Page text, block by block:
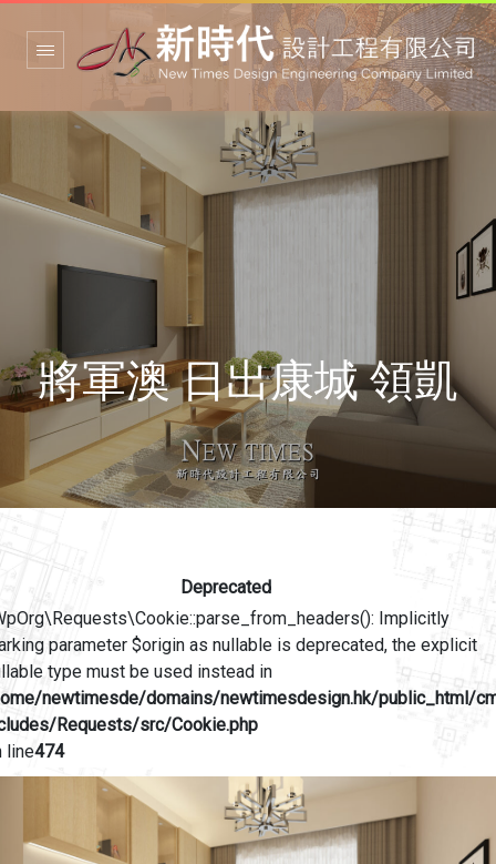
將軍澳 日出康城 領凱
Deprecated
Implicitly
parameter $origin as nullable is deprecated, the explicit
type must be used instead in
newtimesde/domains/newtimesdesign.hk/public_html/
Requests/src/Cookie.php
line474